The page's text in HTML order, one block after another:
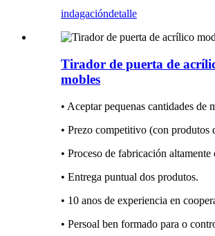
indagacióndetalle
Tirador de puerta de
mobles
• Aceptar pequenas cantidades de
• Prezo competitivo (con produtos
• Proceso de fabricación
• Entrega puntual dos produtos.
• 10 anos de experiencia en
• Persoal ben formado para o